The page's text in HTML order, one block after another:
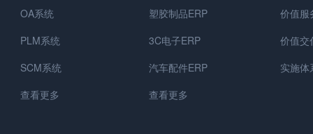
OA系统
PLM系统
SCM系统
查看更多
塑胶制品ERP
3C电子ERP
汽车配件ERP
查看更多
价值服
价值交
实施体